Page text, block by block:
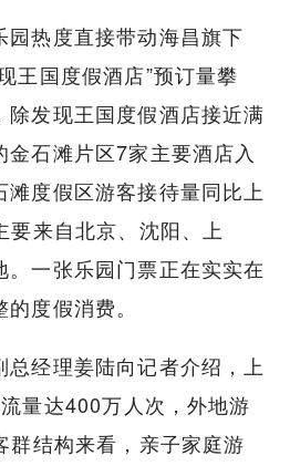
园热度直接带动海昌旗下
王国度假酒店”预订量攀
除发现王国度假酒店接近满
石滩片区7家主要酒店入
度假区游客接待量同比上
要来自北京、沈阳、上
一张乐园门票正在实实在
度假消费。
经理姜陆向记者介绍，上
量达400万人次，外地游
群结构来看，亲子家庭游